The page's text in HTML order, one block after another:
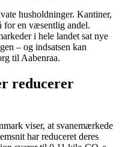
husholdninger. Kantiner,
for en væsentlig andel.
i hele landet sat nye
– og indsatsen kan
til Aabenraa.
reducerer
viser, at svanemærkede
har reduceret deres